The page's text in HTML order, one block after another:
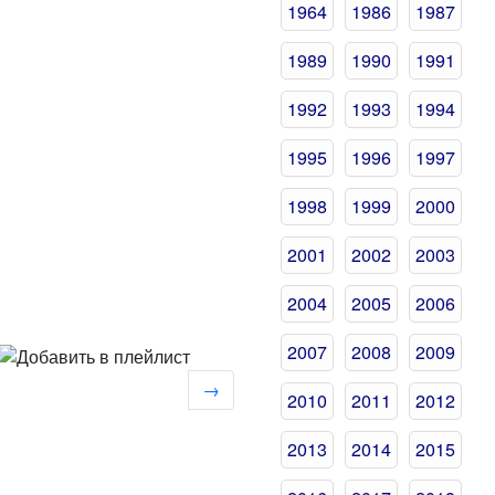
→
1964 1986
1987
1989
1990
1991
1992
1993
1994
1995
1996
1997
1998
1999
2000
2001
2002
2003
2004
2005
2006
2007
2008
2009
2010
2011
2012
2013
2014
2015